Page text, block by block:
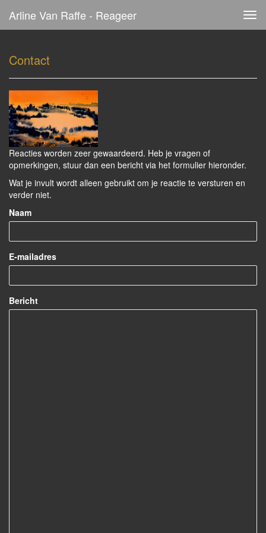
Arline Van Raffe - Reageer
Contact
Reacties worden zeer gewaardeerd. Heb je vragen of
opmerkingen, stuur dan een bericht via het formulier hieronder.
Wat je invult wordt alleen gebruikt om je reactie te versturen en
verder niet.
Naam
E-mailadres
Bericht